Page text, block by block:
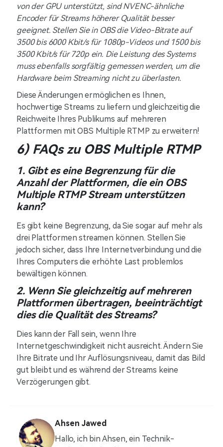
von der GPU unterstützt, sind NVENC-ähnliche
Encoder für Streams höherer Qualität besser
geeignet. Stellen Sie in OBS die Video-Bitrate auf
3500 bis 6000 Kbit/s für 1080p-Videos und 1500 bis
3500 Kbit/s für 720p ein. Die Leistung des Systems
muss ebenfalls sorgfältig gemessen werden, um die
Hardware beim Streaming nicht zu überlasten.
Diese Änderungen ermöglichen es Ihnen,
hochwertige Streams zu liefern und gleichzeitig die
Reichweite Ihres Publikums auf mehreren
Plattformen mit OBS Multiple RTMP zu erweitern!
6) FAQs zu OBS Multiple RTMP
1. Gibt es eine Begrenzung für die
Anzahl der Plattformen, die ein OBS
Multiple RTMP Stream unterstützen
kann?
Es gibt keine Begrenzung, da Sie sogar auf mehr als
drei Plattformen streamen können. Stellen Sie
jedoch sicher, dass Ihre Internetverbindung und die
Ihres Computers die erhöhte Last problemlos
bewältigen können.
2. Wenn Sie gleichzeitig auf mehreren
Plattformen übertragen, beeinträchtigt
dies die Qualität des Streams?
Dies kann der Fall sein, wenn Ihre
Internetgeschwindigkeit nicht ausreicht. Ändern Sie
Ihre Bitrate und Ihr Auflösungsniveau, damit das Bild
gut bleibt und es während der Streams keine
Verzögerungen gibt.
Ahsen Jawed
Hallo, ich bin Ahsen, ein Technik-